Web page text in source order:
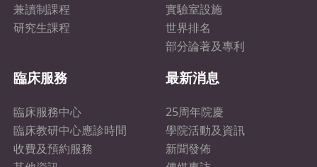
兼讀制課程
研究生課程
實驗室設施
世界排名
部分論著及專利
臨床服務
臨床服務中心
臨床教研中心應診時間
收費及預約服務
最新消息
25周年院慶
學院活動及資訊
新聞發佈